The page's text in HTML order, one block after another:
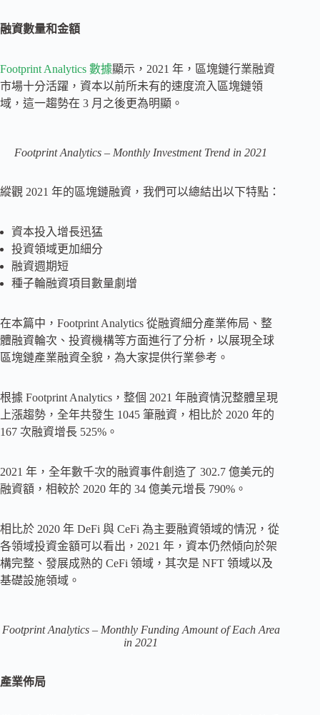
融資數量和金額
Footprint Analytics 數據顯示，2021 年，區塊鏈行業融資
市場十分活躍，資本以前所未有的速度流入區塊鏈領
域，這一趨勢在 3 月之後更為明顯。
Footprint Analytics – Monthly Investment Trend in 2021
縱觀 2021 年的區塊鏈融資，我們可以總結出以下特點：
資本投入增長迅猛
投資領域更加細分
融資週期短
種子輪融資項目數量劇增
在本篇中，Footprint Analytics 從融資細分產業佈局、整
體融資輪次、投資機構等方面進行了分析，以展現全球
區塊鏈產業融資全貌，為大家提供行業參考。
根據 Footprint Analytics，整個 2021 年融資情況整體呈現
上漲趨勢，全年共發生 1045 筆融資，相比於 2020 年的
167 次融資增長 525%。
2021 年，全年數千次的融資事件創造了 302.7 億美元的
融資額，相較於 2020 年的 34 億美元增長 790%。
相比於 2020 年 DeFi 與 CeFi 為主要融資領域的情況，從
各領域投資金額可以看出，2021 年，資本仍然傾向於架
構完整、發展成熟的 CeFi 領域，其次是 NFT 領域以及
基礎設施領域。
Footprint Analytics – Monthly Funding Amount of Each Area
in 2021
產業佈局